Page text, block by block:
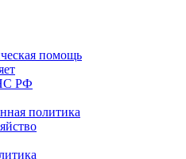
помощь
РФ
политика